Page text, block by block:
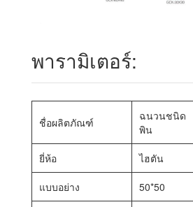
พารามิเตอร์:
ชื่อผลิตภัณฑ์
ฉนวนชนิด
พิน
ยี่ห้อ ไฮตัน
แบบอย่าง 50*50